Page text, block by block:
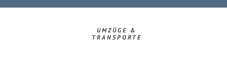
UMZÜGE &
TRANSPORTE